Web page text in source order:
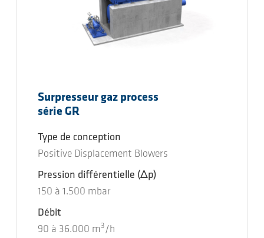
Surpresseur gaz process
série GR
Type de conception
Positive Displacement Blowers
Pression différentielle (Δp)
150 à 1.500 mbar
Débit
90 à 36.000 m 3 /h